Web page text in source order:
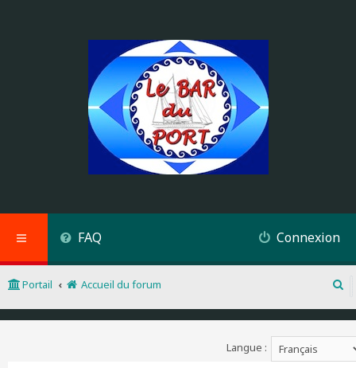
FAQ Connexion
Portail
Accueil du forum
e
h
Langue :